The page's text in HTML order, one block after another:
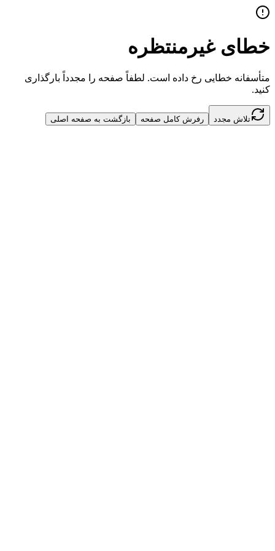
خطای غیرمنتظره
متأسفانه خطایی رخ داده است. لطفاً صفحه را مجدداً بارگذاری
کنید.
تلاش مجدد رفرش کامل صفحه بازگشت به صفحه اصلی